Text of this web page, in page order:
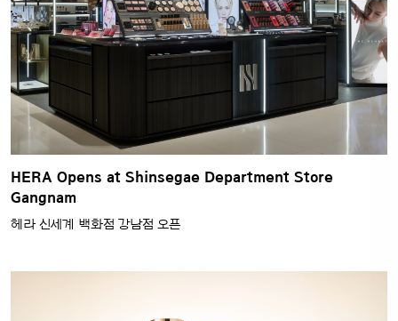
HERA Opens at Shinsegae Department Store
Gangnam
헤라 신세계 백화점 강남점 오픈